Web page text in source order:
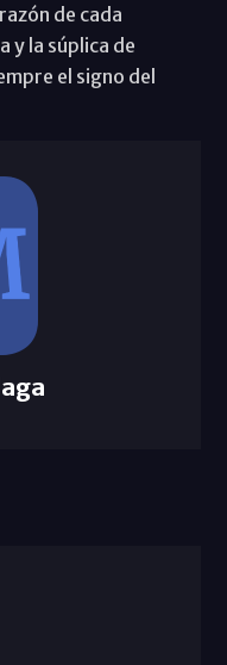
de cada
y la súplica de
el signo del